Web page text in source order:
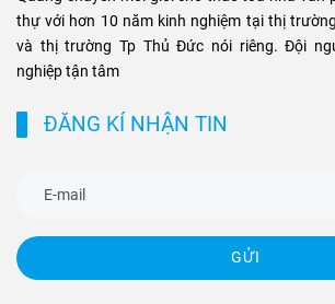
thự với hơn 10 năm kinh nghiệm tại thị
và thị trường Tp Thủ Đức nói riêng. Đội
nghiệp tận tâm
ĐĂNG KÍ NHẬN TIN
GỬI